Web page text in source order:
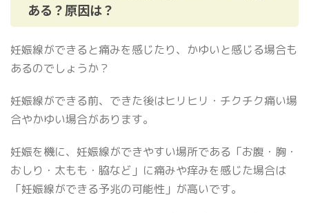
ある？原因は？
妊娠線ができると痛みを感じたり、かゆいと感じる場合も
あるのでしょうか？
妊娠線ができる前、できた後はヒリヒリ・チクチク痛い場
合やかゆい場合があります。
妊娠を機に、妊娠線ができやすい場所である「お腹・胸・
おしり・太もも・脇など」に痛みや痒みを感じた場合は
「妊娠線ができる予兆の可能性」が高いです。